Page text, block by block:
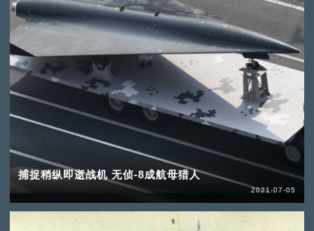
捕捉稍纵即逝战机 无侦-8成航母猎人
2021-07-05